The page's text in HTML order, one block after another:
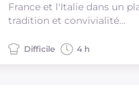
France et l'Italie dans un
tradition et convivialité…
Difficile 4 h